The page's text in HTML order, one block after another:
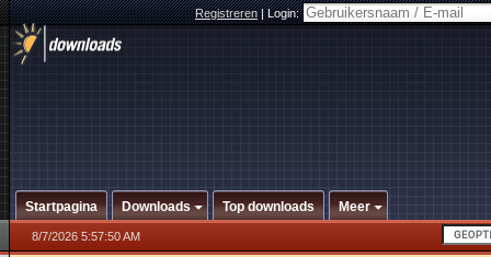
Registreren|Login:
Startpagina Downloads Top downloads Meer
8/7/2026 5:57:50 AM